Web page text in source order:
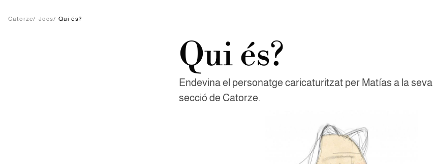
Catorze/ Jocs/ Qui és?
Qui és?
Endevina el personatge caricaturitzat per Matías a la seva
secció de Catorze.